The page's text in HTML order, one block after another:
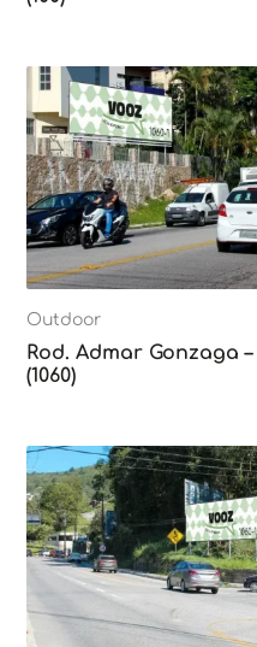
Outdoor
Rod. Admar Gonzaga
(1060)